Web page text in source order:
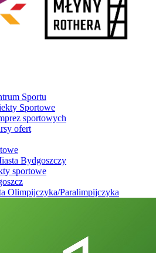
Sportu
Sportowe
sportowych
ofert
Bydgoszczy
sportowe
Olimpijczyka/Paralimpijczyka